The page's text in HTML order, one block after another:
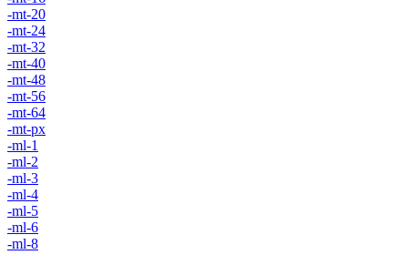
-mt-20
-mt-24
-mt-32
-mt-40
-mt-48
-mt-56
-mt-64
-mt-px
-ml-1
-ml-2
-ml-3
-ml-4
-ml-5
-ml-6
-ml-8